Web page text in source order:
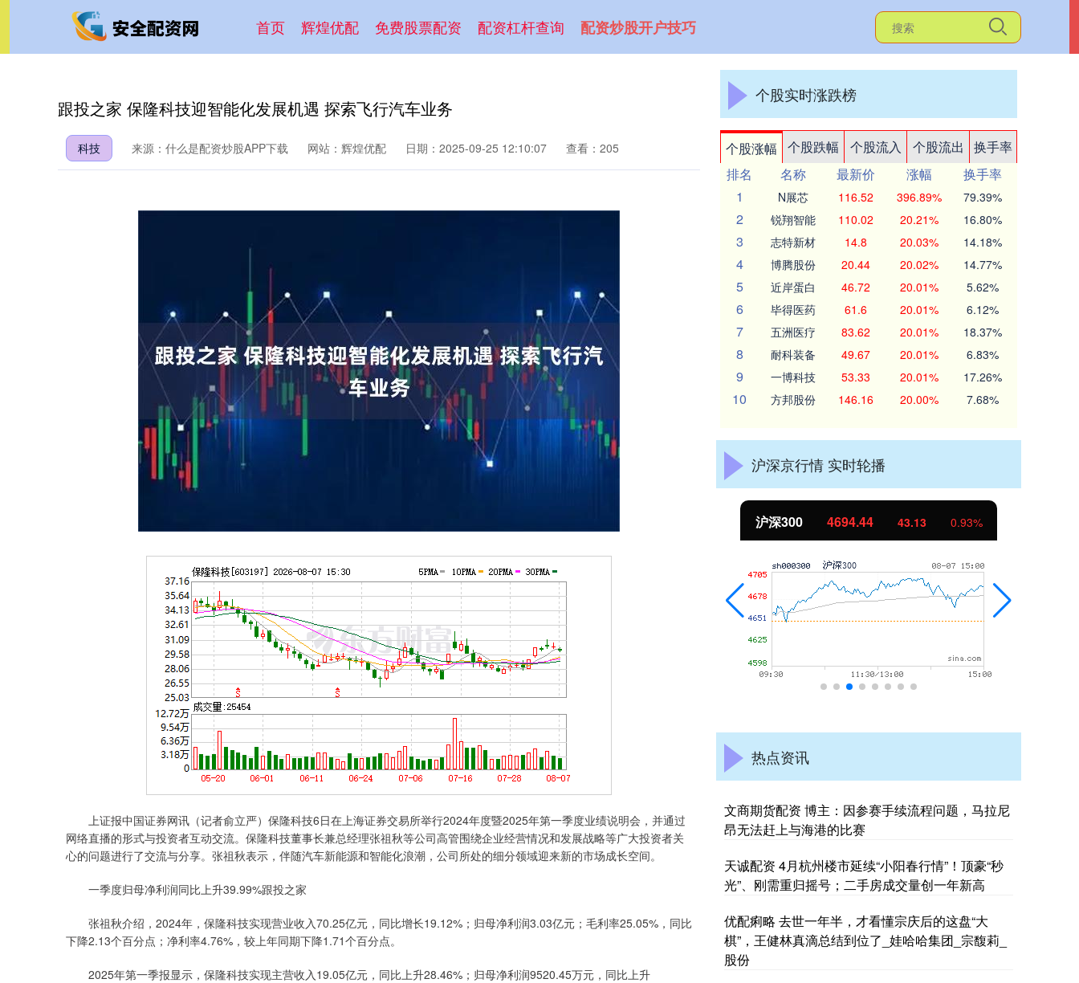
首页 辉煌优配 免费股票配资 配资杠杆查询 配资炒股开户技巧
跟投之家 保隆科技迎智能化发展机遇 探索飞行汽车业务
科技 来源：什么是配资炒股APP下载 网站：辉煌优配 日期：2025-09-25 12:10:07 查看：205
上证报中国证券网讯（记者俞立严）保隆科技6日在上海证券交易所举行2024年度暨2025年第一季度业绩说明会，并通过
网络直播的形式与投资者互动交流。保隆科技董事长兼总经理张祖秋等公司高管围绕企业经营情况和发展战略等广大投资者关
心的问题进行了交流与分享。张祖秋表示，伴随汽车新能源和智能化浪潮，公司所处的细分领域迎来新的市场成长空间。
一季度归母净利润同比上升39.99%跟投之家
张祖秋介绍，2024年，保隆科技实现营业收入70.25亿元，同比增长19.12%；归母净利润3.03亿元；毛利率25.05%，同比
下降2.13个百分点；净利率4.76%，较上年同期下降1.71个百分点。
2025年第一季报显示，保隆科技实现主营收入19.05亿元，同比上升28.46%；归母净利润9520.45万元，同比上升
个股实时涨跌榜
个股涨幅 个股跌幅 个股流入 个股流出
换手率
排名
名称 最新价 涨幅
换手率
1
N展芯 116.52 396.89% 79.39%
2 锐翔智能 110.02 20.21% 16.80%
3 志特新材 14.8 20.03% 14.18%
4 博腾股份 20.44 20.02% 14.77%
5 近岸蛋白 46.72 20.01% 5.62%
6 毕得医药 61.6 20.01% 6.12%
7 五洲医疗 83.62 20.01% 18.37%
8 耐科装备 49.67 20.01% 6.83%
9 一博科技 53.33 20.01% 17.26%
10 方邦股份 146.16 20.00% 7.68%
沪深京行情 实时轮播
北证50 1134.24 11.37
热点资讯
文商期货配资 博主：因参赛手续流程问题，马拉尼
昂无法赶上与海港的比赛
天诚配资 4月杭州楼市延续“小阳春行情”！顶豪“秒
光”、刚需重归摇号；二手房成交量创一年新高
优配痢略 去世一年半，才看懂宗庆后的这盘“大
棋”，王健林真滴总结到位了_娃哈哈集团_宗馥莉_
股份